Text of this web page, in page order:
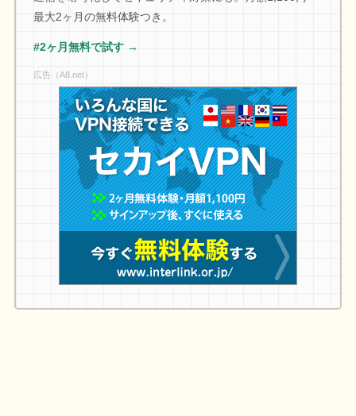
最大2ヶ月の無料体験つき。
#2ヶ月無料で試す →
広告（A8.net）